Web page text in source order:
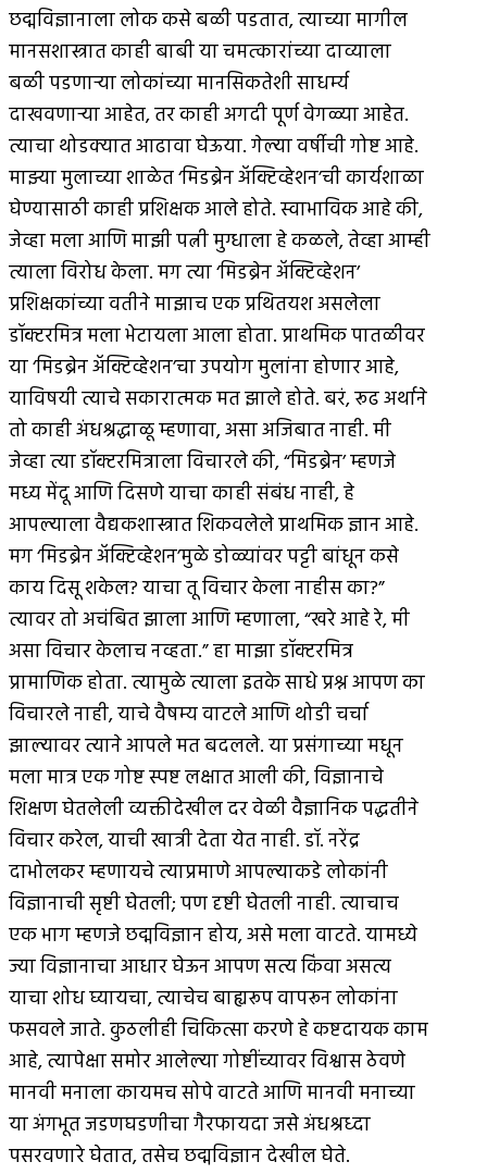
छद्मविज्ञानाला लोक कसे बळी पडतात, त्याच्या मागील
मानसशास्त्रात काही बाबी या चमत्कारांच्या दाव्याला
बळी पडणार्‍या लोकांच्या मानसिकतेशी साधर्म्य
दाखवणार्‍या आहेत, तर काही अगदी पूर्ण वेगळ्या आहेत.
त्याचा थोडक्यात आढावा घेऊया. गेल्या वर्षीची गोष्ट आहे.
माझ्या मुलाच्या शाळेत ‘मिडब्रेन अ‍ॅक्टिव्हेशन’ची कार्यशाळा
घेण्यासाठी काही प्रशिक्षक आले होते. स्वाभाविक आहे की,
जेव्हा मला आणि माझी पत्नी मुग्धाला हे कळले, तेव्हा आम्ही
त्याला विरोध केला. मग त्या ‘मिडब्रेन अ‍ॅक्टिव्हेशन’
प्रशिक्षकांच्या वतीने माझाच एक प्रथितयश असलेला
डॉक्टरमित्र मला भेटायला आला होता. प्राथमिक पातळीवर
या ‘मिडब्रेन अ‍ॅक्टिव्हेशन’चा उपयोग मुलांना होणार आहे,
याविषयी त्याचे सकारात्मक मत झाले होते. बरं, रूढ अर्थाने
तो काही अंधश्रद्धाळू म्हणावा, असा अजिबात नाही. मी
जेव्हा त्या डॉक्टरमित्राला विचारले की, “मिडब्रेन’ म्हणजे
मध्य मेंदू आणि दिसणे याचा काही संबंध नाही, हे
आपल्याला वैद्यकशास्त्रात शिकवलेले प्राथमिक ज्ञान आहे.
मग ‘मिडब्रेन अ‍ॅक्टिव्हेशन’मुळे डोळ्यांवर पट्टी बांधून कसे
काय दिसू शकेल? याचा तू विचार केला नाहीस का?”
त्यावर तो अचंबित झाला आणि म्हणाला, “खरे आहे रे, मी
असा विचार केलाच नव्हता.” हा माझा डॉक्टरमित्र
प्रामाणिक होता. त्यामुळे त्याला इतके साधे प्रश्न आपण का
विचारले नाही, याचे वैषम्य वाटले आणि थोडी चर्चा
झाल्यावर त्याने आपले मत बदलले. या प्रसंगाच्या मधून
मला मात्र एक गोष्ट स्पष्ट लक्षात आली की, विज्ञानाचे
शिक्षण घेतलेली व्यक्तीदेखील दर वेळी वैज्ञानिक पद्धतीने
विचार करेल, याची खात्री देता येत नाही. डॉ. नरेंद्र
दाभोलकर म्हणायचे त्याप्रमाणे आपल्याकडे लोकांनी
विज्ञानाची सृष्टी घेतली; पण दृष्टी घेतली नाही. त्याचाच
एक भाग म्हणजे छद्मविज्ञान होय, असे मला वाटते. यामध्ये
ज्या विज्ञानाचा आधार घेऊन आपण सत्य किंवा असत्य
याचा शोध घ्यायचा, त्याचेच बाह्यरूप वापरून लोकांना
फसवले जाते. कुठलीही चिकित्सा करणे हे कष्टदायक काम
आहे, त्यापेक्षा समोर आलेल्या गोष्टींच्यावर विश्वास ठेवणे
मानवी मनाला कायमच सोपे वाटते आणि मानवी मनाच्या
या अंगभूत जडणघडणीचा गैरफायदा जसे अंधश्रध्दा
पसरवणारे घेतात, तसेच छद्मविज्ञान देखील घेते.